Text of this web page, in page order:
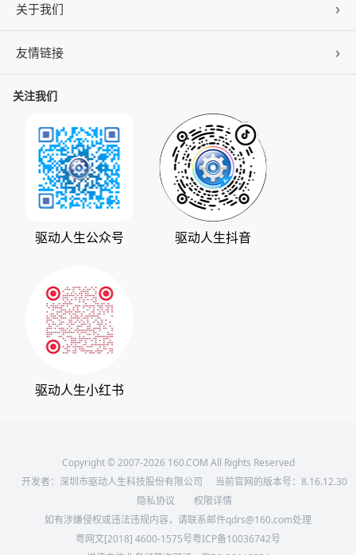
驱动人生
百页窗
数据救星
人生日历
关于我们
公司概况
公司动态
发展历程
支持中心
版权声明
友情链接
ZOL下载
华军软件园
系统之家
下载之家
驱动大师
天极下载
关注我们
驱动人生公众号 驱动人生抖音
驱动人生小红书
Copyright © 2007-2026 160.COM All Rights Reserved
开发者：深圳市驱动人生科技股份有限公司
当前官网的版本号： 8.16.12.30
隐私协议
权限详情
如有涉嫌侵权或违法违规内容，请联系邮件qdrs@160.com处理
粤网文[2018] 4600-1575号粤ICP备10036742号